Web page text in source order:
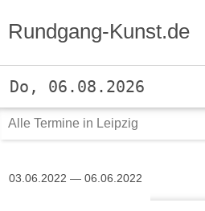
Rundgang-Kunst.de
Do, 06.08.2026
Alle Termine in Leipzig
03.06.2022 — 06.06.2022